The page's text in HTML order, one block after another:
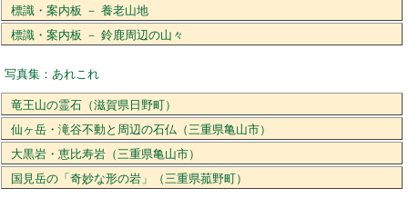
標識・案内板 － 養老山地
標識・案内板 － 鈴鹿周辺の山々
写真集：あれこれ
竜王山の霊石（滋賀県日野町）
仙ヶ岳・滝谷不動と周辺の石仏（三重県亀山市）
大黒岩・恵比寿岩（三重県亀山市）
国見岳の「奇妙な形の岩」（三重県菰野町）